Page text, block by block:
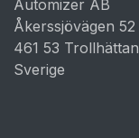
Automizer AB
Åkerssjövägen 52
461 53 Trollhättan
Sverige